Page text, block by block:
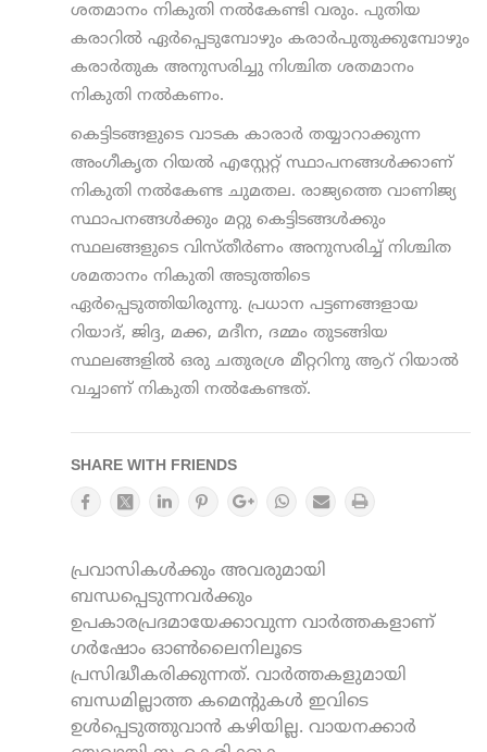
ശതമാനം നികുതി നല്‍കേണ്ടി വരും. പുതിയ
കരാറില്‍ ഏര്‍പ്പെടുമ്പോഴും കരാര്‍പുതുക്കുമ്പോഴും
കരാര്‍തുക അനുസരിച്ചു നിശ്ചിത ശതമാനം
നികുതി നല്‍കണം.
കെട്ടിടങ്ങളുടെ വാടക കാരാര്‍ തയ്യാറാക്കുന്ന
അംഗീകൃത റിയല്‍ എസ്റ്റേറ്റ് സ്ഥാപനങ്ങള്‍ക്കാണ്
നികുതി നല്‍കേണ്ട ചുമതല. രാജ്യത്തെ വാണിജ്യ
സ്ഥാപനങ്ങള്‍ക്കും മറ്റു കെട്ടിടങ്ങള്‍ക്കും
സ്ഥലങ്ങളുടെ വിസ്തീര്‍ണം അനുസരിച്ച് നിശ്ചിത
ശമതാനം നികുതി അടുത്തിടെ
ഏര്‍പ്പെടുത്തിയിരുന്നു. പ്രധാന പട്ടണങ്ങളായ
റിയാദ്, ജിദ്ദ, മക്ക, മദീന, ദമ്മം തുടങ്ങിയ
സ്ഥലങ്ങളില്‍ ഒരു ചതുരശ്ര മീറ്ററിനു ആറ് റിയാല്‍
വച്ചാണ് നികുതി നല്‍കേണ്ടത്.
SHARE WITH FRIENDS
പ്രവാസികൾക്കും അവരുമായി
ബന്ധപ്പെടുന്നവർക്കും
ഉപകാരപ്രദമായേക്കാവുന്ന വാർത്തകളാണ്
ഗർഷോം ഓൺലൈനിലൂടെ
പ്രസിദ്ധീകരിക്കുന്നത്. വാർത്തകളുമായി
ബന്ധമില്ലാത്ത കമെന്റുകൾ ഇവിടെ
ഉൾപ്പെടുത്തുവാൻ കഴിയില്ല. വായനക്കാർ